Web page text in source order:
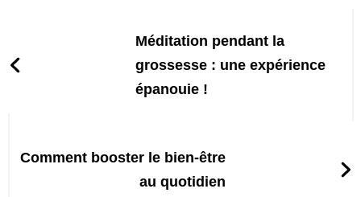
NavigationMéditation pendant la
grossesse : une expérience
épanouie !
Comment booster le bien-être
au quotidien